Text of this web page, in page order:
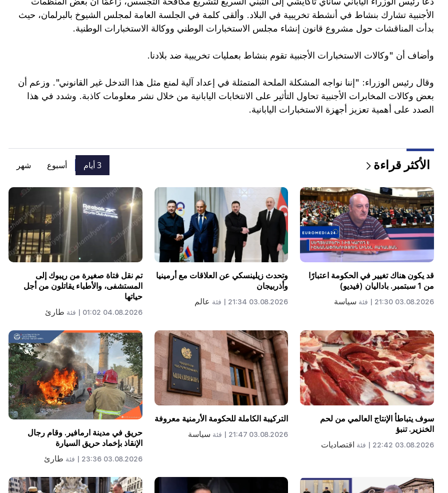
الأجنبية تشارك بنشاط في أنشطة تخريبية في البلاد. وألقى كلمة في الجلسة العامة لمجلس الشيوخ بالبرلمان، حيث
بدأت المناقشات حول مشروع قانون إنشاء مجلس الاستخبارات الوطني ووكالة الاستخبارات الوطنية.
وأضاف أن "وكالات الاستخبارات الأجنبية تقوم بنشاط بعمليات تخريبية ضد بلادنا.
وقال رئيس الوزراء: "إننا نواجه المشكلة الملحة المتمثلة في إعداد آلية لمنع مثل هذا التدخل غير القانوني". وزعم أن
بعض وكالات المخابرات الأجنبية تحاول التأثير على الانتخابات اليابانية من خلال نشر معلومات كاذبة. وشدد في هذا
الصدد على أهمية تعزيز أجهزة الاستخبارات اليابانية.
الأكثر قراءة 3 أيام أسبوع شهر
قد يكون هناك تغيير في الحكومة اعتبارًا
من 1 سبتمبر. باداليان (فيديو)
03.08.2026 21:30 | فئة سياسة
وتحدث زيلينسكي عن العلاقات مع أرمينيا
وأذربيجان
03.08.2026 21:34 | فئة عالم
تم نقل فتاة صغيرة من ريبوك إلى
المستشفى، والأطباء يقاتلون من أجل
حياتها
04.08.2026 01:02 | فئة طارئ
سوف يتباطأ الإنتاج العالمي من لحم
الخنزير. تنبؤ
03.08.2026 22:42 | فئة اقتصاديات
التركيبة الكاملة للحكومة الأرمنية معروفة
03.08.2026 21:47 | فئة سياسة
حريق في مدينة ارمافير. وقام رجال
الإنقاذ بإخماد حريق السيارة
03.08.2026 23:36 | فئة طارئ